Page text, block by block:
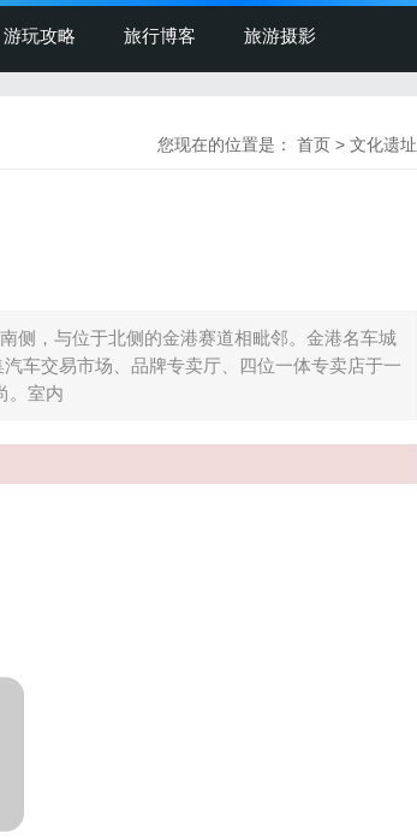
游玩攻略 旅行博客 旅游摄影
您现在的位置是： 首页 > 文化遗址
侧，与位于北侧的金港赛道相毗邻。金港名车城
车交易市场、品牌专卖厅、四位一体专卖店于一
。室内